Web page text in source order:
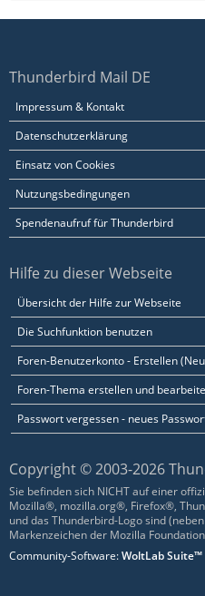
Thunderbird Mail DE
Impressum & Kontakt
Datenschutzerklärung
Einsatz von Cookies
Nutzungsbedingungen
Spendenaufruf für Thunderbird
Hilfe zu dieser Webseite
Übersicht der Hilfe zur Webseite
Die Suchfunktion benutzen
Foren-Benutzerkonto - Erstellen
Foren-Thema erstellen und
Passwort vergessen - neues
Copyright © 2003-2026
Sie befinden sich NICHT auf einer
Mozilla®, mozilla.org®, Firefox®,
und das Thunderbird-Logo sind
Markenzeichen der Mozilla
Community-Software:WoltLab Suite™